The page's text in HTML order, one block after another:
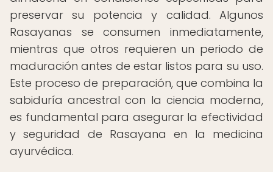
preservar su potencia y calidad. Algunos
Rasayanas se consumen inmediatamente,
mientras que otros requieren un periodo de
maduración antes de estar listos para su uso.
Este proceso de preparación, que combina la
sabiduría ancestral con la ciencia moderna,
es fundamental para asegurar la efectividad
y seguridad de Rasayana en la medicina
ayurvédica.